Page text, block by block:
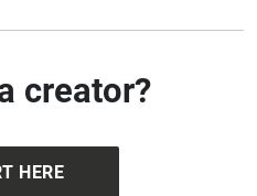
creator?
HERE